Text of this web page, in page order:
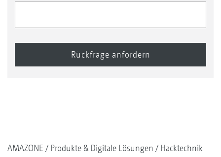
AMAZONE Produkte & Digitale Lösungen Hacktechnik